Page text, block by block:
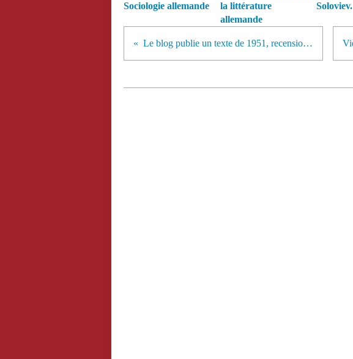
Sociologie allemande
la littérature
allemande
Soloviev.
Le blog publie un texte de 1951, recension du roman d'Alexandre Fadeïev : La Défaite